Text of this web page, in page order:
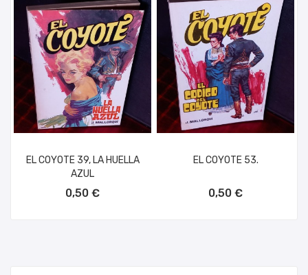
EL COYOTE 39, LA HUELLA
AZUL
0,50 €
EL COYOTE 53.
0,50 €